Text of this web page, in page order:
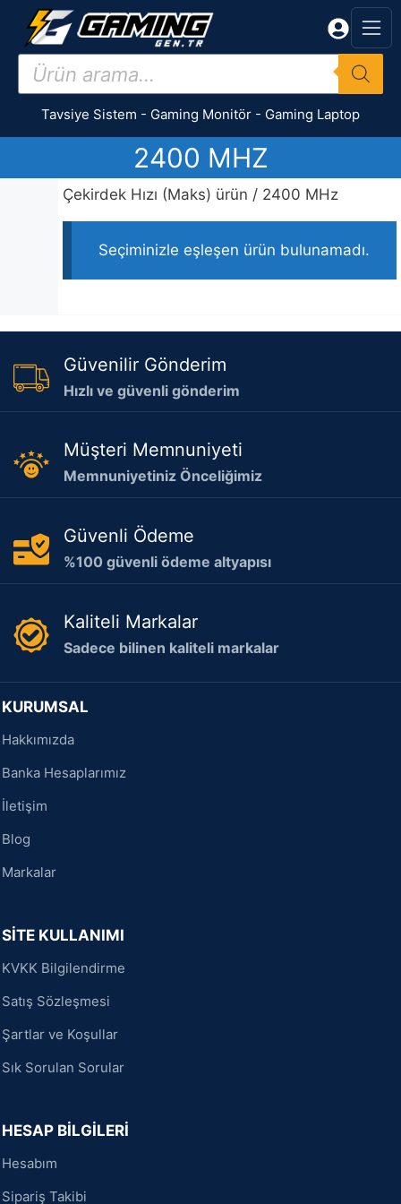
İçeriğe
Products
search
Tavsiye Sistem - Gaming Monitör - Gaming Laptop
2400 MHZ
Çekirdek Hızı (Maks) ürün / 2400 MHz
Seçiminizle eşleşen ürün bulunamadı.
Güvenilir Gönderim
Hızlı ve güvenli gönderim
Müşteri Memnuniyeti
Memnuniyetiniz Önceliğimiz
Güvenli Ödeme
%100 güvenli ödeme altyapısı
Kaliteli Markalar
Sadece bilinen kaliteli markalar
KURUMSAL
Hakkımızda
Banka Hesaplarımız
İletişim
Blog
Markalar
SİTE KULLANIMI
KVKK Bilgilendirme
Satış Sözleşmesi
Şartlar ve Koşullar
Sık Sorulan Sorular
HESAP BİLGİLERİ
Hesabım
Sipariş Takibi